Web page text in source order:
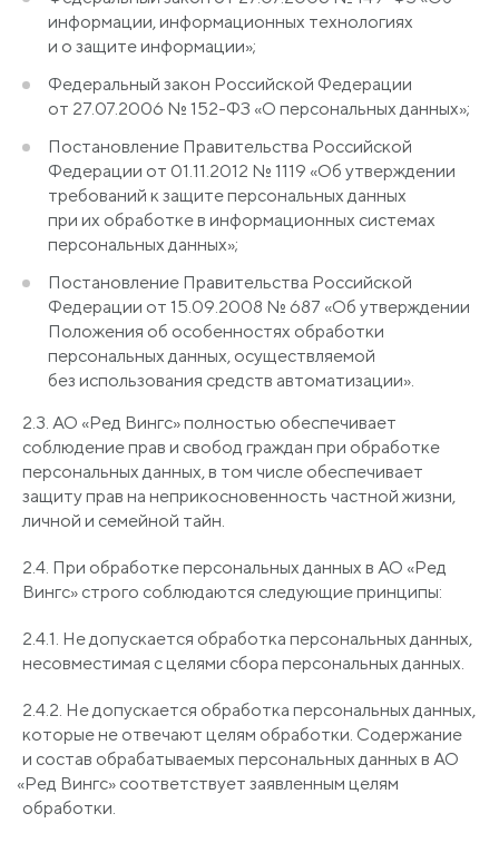
информации, информационных технологиях
и о защите информации»;
Федеральный закон Российской Федерации
от 27.07.2006 № 152-ФЗ «О персональных данных»;
Постановление Правительства Российской
Федерации от 01.11.2012 № 1119 «Об утверждении
требований к защите персональных данных
при их обработке в информационных системах
персональных данных»;
Постановление Правительства Российской
Федерации от 15.09.2008 № 687 «Об утверждении
Положения об особенностях обработки
персональных данных, осуществляемой
без использования средств автоматизации».
2.3. АО «Ред Вингс» полностью обеспечивает
соблюдение прав и свобод граждан при обработке
персональных данных, в том числе обеспечивает
защиту прав на неприкосновенность частной жизни,
личной и семейной тайн.
2.4. При обработке персональных данных в АО «Ред
Вингс» строго соблюдаются следующие принципы:
2.4.1. Не допускается обработка персональных данных,
несовместимая с целями сбора персональных данных.
2.4.2. Не допускается обработка персональных данных,
которые не отвечают целям обработки. Содержание
и состав обрабатываемых персональных данных в АО
«Ред Вингс» соответствует заявленным целям
обработки.